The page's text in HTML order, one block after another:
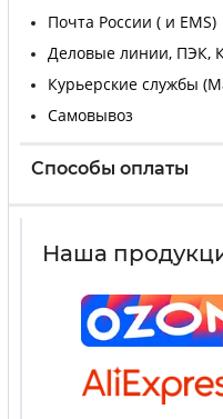
Почта России ( и EMS)
Деловые линии, ПЭК,
Курьерские службы
Самовывоз
Способы оплаты
Наша